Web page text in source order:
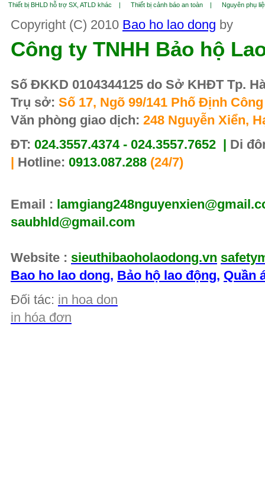
Thiết bị BHLD hỗ trợ SX, ATLD khác |
Thiết bị cảnh báo an toàn | Nguyên phụ
Copyright (C) 2010 Bao ho lao dong by
Công ty TNHH Bảo hộ
Số ĐKKD 0104344125 do Sở KHĐT Tp.
Trụ sở: Số 17, Ngõ 99/141 Phố Định
Văn phòng giao dịch: 248 Nguyễn Xiển,
ĐT: 024.3557.4374 - 024.3557.7652 | Di
| Hotline: 0913.087.288 (24/7)
Email :
saubhld@gmail.com
Website : sieuthibaoholaodong.vn
Bao ho lao dong, Bảo hộ lao động, Quần
Đối tác: in hoa don
in hóa đơn